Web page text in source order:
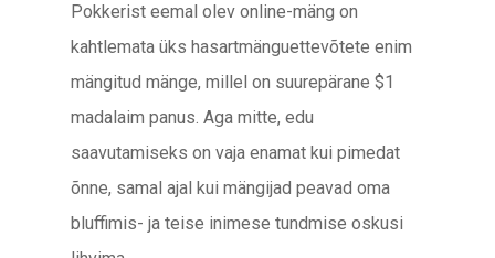
Pokkerist eemal olev online-mäng on
kahtlemata üks hasartmänguettevõtete enim
mängitud mänge, millel on suurepärane $1
madalaim panus. Aga mitte, edu
saavutamiseks on vaja enamat kui pimedat
õnne, samal ajal kui mängijad peavad oma
bluffimis- ja teise inimese tundmise oskusi